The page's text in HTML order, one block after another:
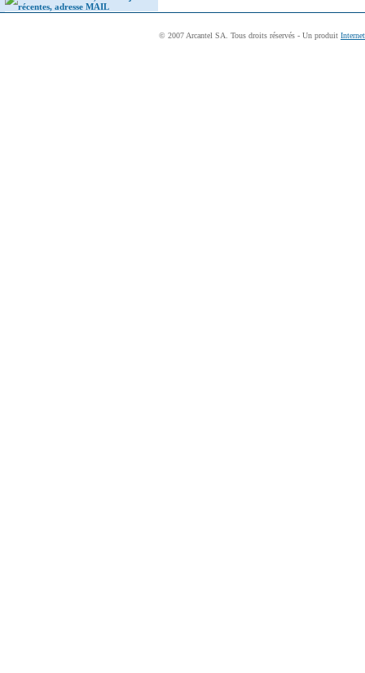
récentes, adresse MAIL
© 2007 Arcantel SA. Tous droits réservés - Un produit